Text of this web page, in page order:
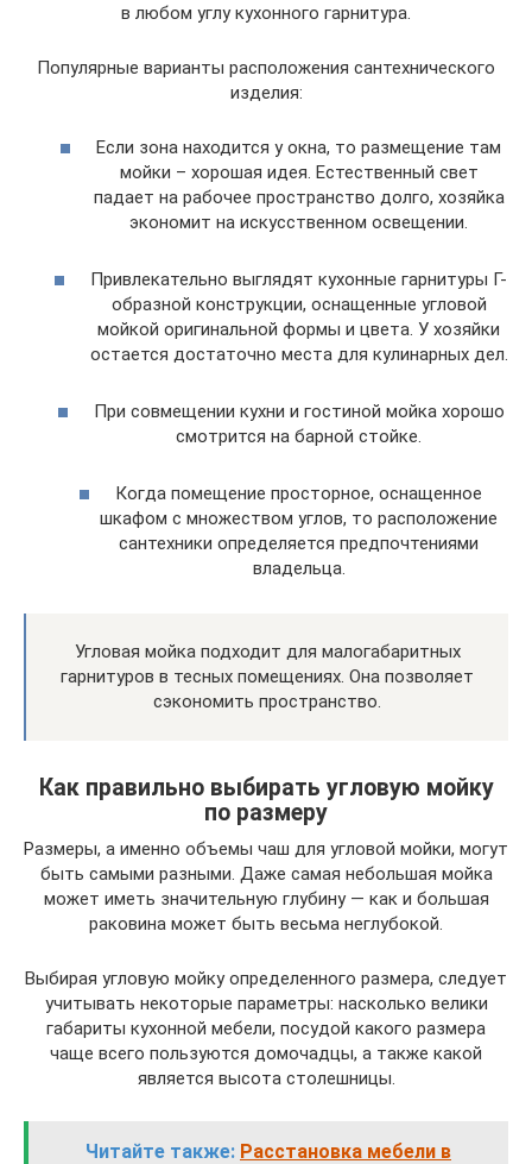
в любом углу кухонного гарнитура.
Популярные варианты расположения сантехнического
изделия:
Если зона находится у окна, то размещение там
мойки – хорошая идея. Естественный свет
падает на рабочее пространство долго, хозяйка
экономит на искусственном освещении.
Привлекательно выглядят кухонные гарнитуры Г-
образной конструкции, оснащенные угловой
мойкой оригинальной формы и цвета. У хозяйки
остается достаточно места для кулинарных дел.
При совмещении кухни и гостиной мойка хорошо
смотрится на барной стойке.
Когда помещение просторное, оснащенное
шкафом с множеством углов, то расположение
сантехники определяется предпочтениями
владельца.
Угловая мойка подходит для малогабаритных
гарнитуров в тесных помещениях. Она позволяет
сэкономить пространство.
Как правильно выбирать угловую мойку
по размеру
Размеры, а именно объемы чаш для угловой мойки, могут
быть самыми разными. Даже самая небольшая мойка
может иметь значительную глубину — как и большая
раковина может быть весьма неглубокой.
Выбирая угловую мойку определенного размера, следует
учитывать некоторые параметры: насколько велики
габариты кухонной мебели, посудой какого размера
чаще всего пользуются домочадцы, а также какой
является высота столешницы.
Читайте также: Расстановка мебели в